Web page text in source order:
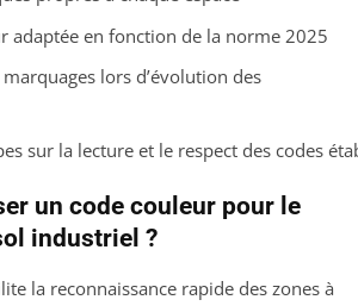
adaptée en fonction de la norme 2025
lors d’évolution des
sur la lecture et le respect des codes
un code couleur pour le
industriel ?
la reconnaissance rapide des zones à